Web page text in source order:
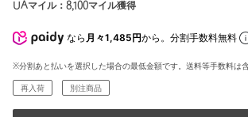
UAマイル： 8,100マイル獲得
なら 月々1,485円から。分割手数料無料
※分割あと払いを選択した場合の最低金額です。送料等手数料は含
再入荷 別注商品